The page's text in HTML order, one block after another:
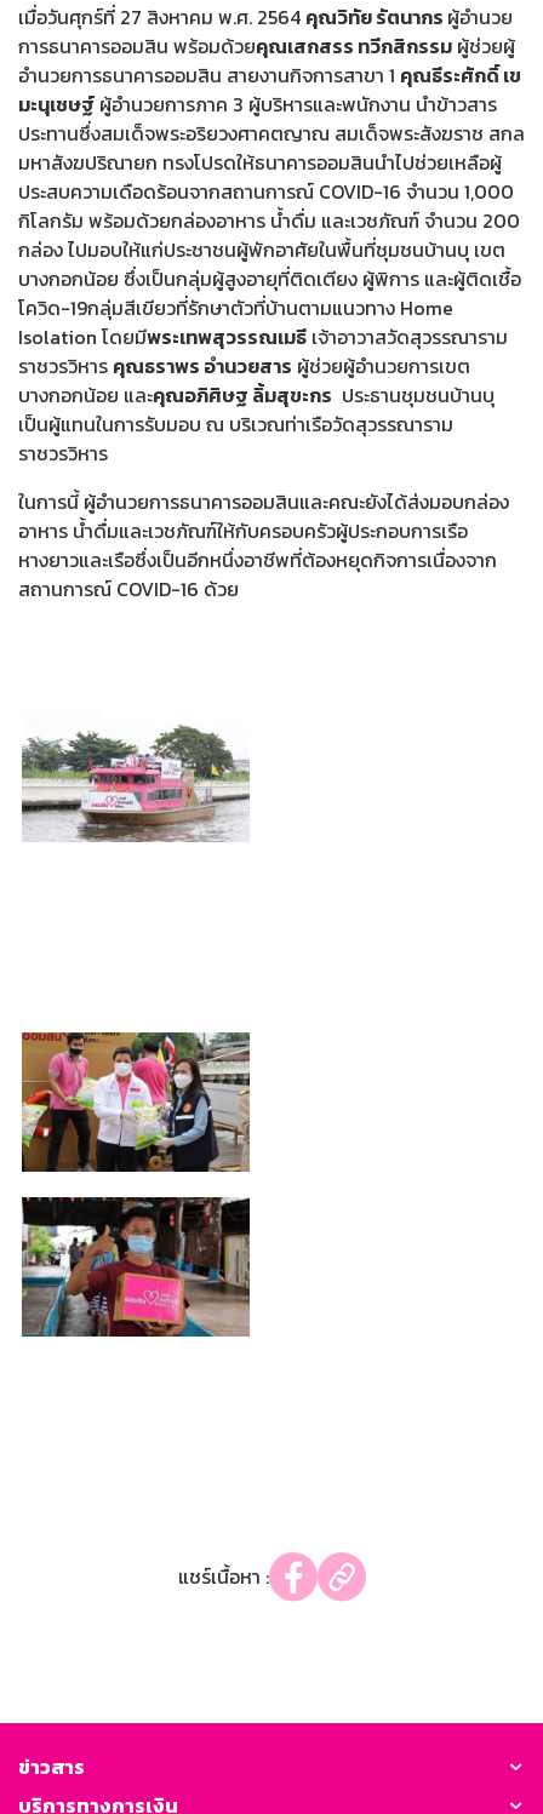
เมื่อวันศุกร์ที่ 27 สิงหาคม พ.ศ. 2564 คุณวิทัย รัตนากร ผู้อำนวย
การธนาคารออมสิน พร้อมด้วยคุณเสกสรร ทวีกสิกรรม ผู้ช่วยผู้
อำนวยการธนาคารออมสิน สายงานกิจการสาขา 1 คุณธีระศักดิ์ เข
มะนุเชษฐ์ ผู้อำนวยการภาค 3 ผู้บริหารและพนักงาน นำข้าวสาร
ประทานซึ่งสมเด็จพระอริยวงศาคตญาณ สมเด็จพระสังฆราช สกล
มหาสังฆปริณายก ทรงโปรดให้ธนาคารออมสินนำไปช่วยเหลือผู้
ประสบความเดือดร้อนจากสถานการณ์ COVID-16 จำนวน 1,000
กิโลกรัม พร้อมด้วยกล่องอาหาร น้ำดื่ม และเวชภัณฑ์ จำนวน 200
กล่อง ไปมอบให้แก่ประชาชนผู้พักอาศัยในพื้นที่ชุมชนบ้านบุ เขต
บางกอกน้อย ซึ่งเป็นกลุ่มผู้สูงอายุที่ติดเตียง ผู้พิการ และผู้ติดเชื้อ
โควิด-19กลุ่มสีเขียวที่รักษาตัวที่บ้านตามแนวทาง Home
Isolation โดยมีพระเทพสุวรรณเมธี เจ้าอาวาสวัดสุวรรณาราม
ราชวรวิหาร คุณธราพร อำนวยสาร ผู้ช่วยผู้อำนวยการเขต
บางกอกน้อย และคุณอภิศิษฐ ลิ้มสุขะกร ประธานชุมชนบ้านบุ
เป็นผู้แทนในการรับมอบ ณ บริเวณท่าเรือวัดสุวรรณาราม
ราชวรวิหาร
ในการนี้ ผู้อำนวยการธนาคารออมสินและคณะยังได้ส่งมอบกล่อง
อาหาร น้ำดื่มและเวชภัณฑ์ให้กับครอบครัวผู้ประกอบการเรือ
หางยาวและเรือซึ่งเป็นอีกหนึ่งอาชีพที่ต้องหยุดกิจการเนื่องจาก
สถานการณ์ COVID-16 ด้วย
แชร์เนื้อหา :
ข่าวสาร
บริการทางการเงิน